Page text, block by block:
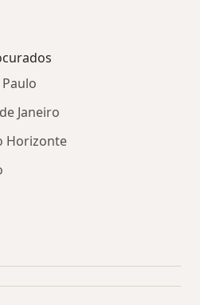
Janeiro
Horizonte